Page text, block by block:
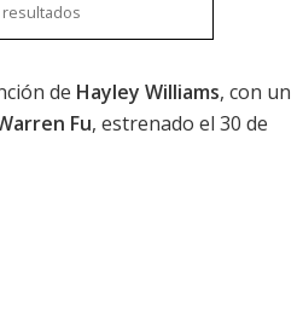
de Hayley Williams, con un
Fu, estrenado el 30 de